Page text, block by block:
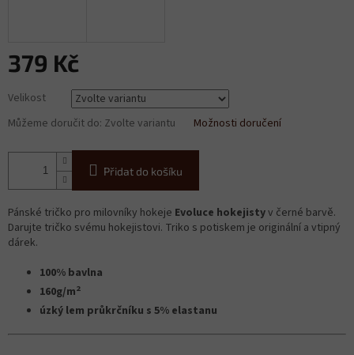
379 Kč
cena:
Velikost
Můžeme doručit do: Zvolte variantu Možnosti doručení
Přidat do košíku
Pánské tričko pro milovníky hokeje Evoluce hokejistyv černé barvě.
Darujte tričko svému hokejistovi. Triko s potiskem je originální a vtipný
dárek.
100% bavlna
160g/m2
úzký lem průkrčníku s 5% elastanu